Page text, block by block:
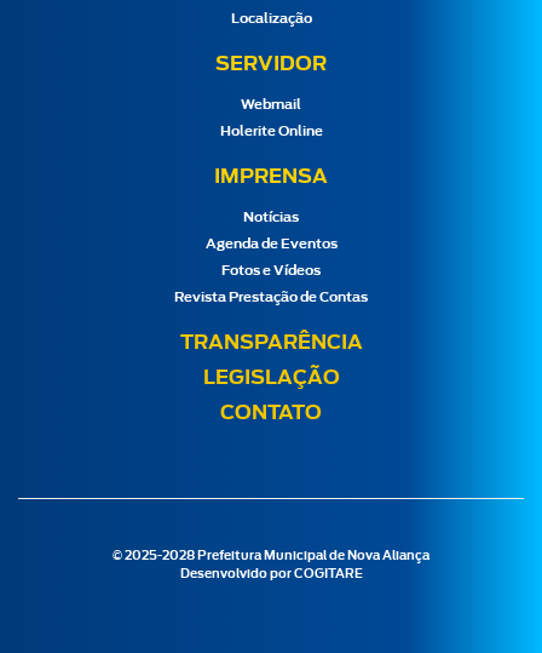
Localização
SERVIDOR
Webmail
Holerite Online
IMPRENSA
Notícias
Agenda de Eventos
Fotos e Vídeos
Revista Prestação de Contas
TRANSPARÊNCIA
LEGISLAÇÃO
CONTATO
© 2025-2028 Prefeitura Municipal de Nova Aliança
Desenvolvido por COGITARE